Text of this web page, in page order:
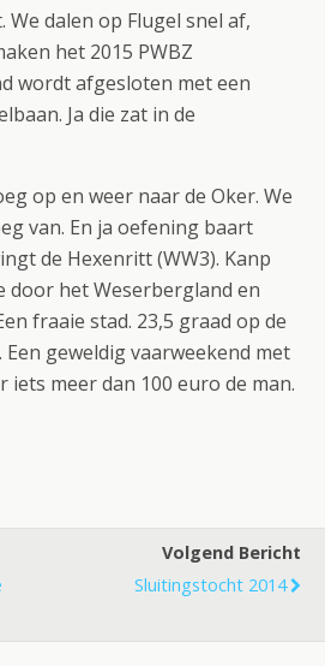
dalen op Flugel snel af,
het 2015 PWBZ
wordt afgesloten met een
Ja die zat in de
op en weer naar de Oker. We
van. En ja oefening baart
de Hexenritt (WW3). Kanp
door het Weserbergland en
fraaie stad. 23,5 graad op de
geweldig vaarweekend met
iets meer dan 100 euro de man.
Volgend Bericht
Sluitingstocht 2014